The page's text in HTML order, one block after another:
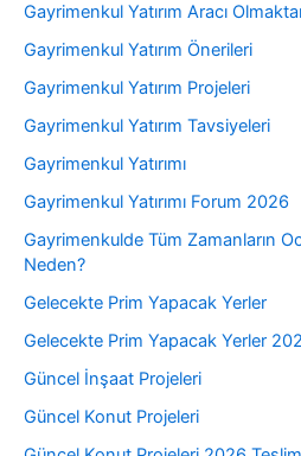
Gayrimenkul Yatırım Aracı
Gayrimenkul Yatırım Önerileri
Gayrimenkul Yatırım Projeleri
Gayrimenkul Yatırım Tavsiyeleri
Gayrimenkul Yatırımı
Gayrimenkul Yatırımı Forum 2026
Gayrimenkulde Tüm Zamanların
Neden?
Gelecekte Prim Yapacak Yerler
Gelecekte Prim Yapacak Yerler
Güncel İnşaat Projeleri
Güncel Konut Projeleri